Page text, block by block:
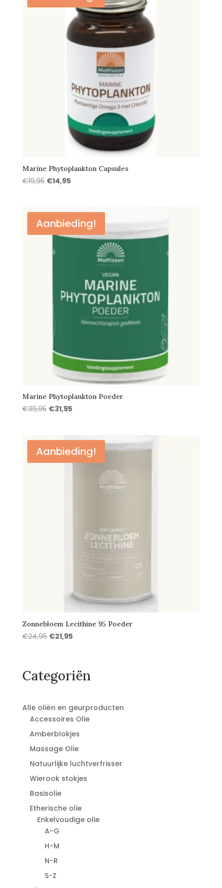
Marine Phytoplankton Capsules
€19,95 Oorspronkelijke
€19,95.
€14,95Huidige
€14,95.
Aanbieding!
Marine Phytoplankton Poeder
€39,95 Oorspronkelijke
€39,95.
€31,95Huidige
€31,95.
Aanbieding!
Zonnebloem Lecithine 95 Poeder
€24,95 Oorspronkelijke
€24,95.
€21,95Huidige
€21,95.
Categoriën
Alle oliën en geurproducten
Accessoires Olie
Amberblokjes
Massage Olie
Natuurlijke luchtverfrisser
Wierook stokjes
Basisolie
Etherische olie
Enkelvoudige olie
A-G
H-M
N-R
S-Z